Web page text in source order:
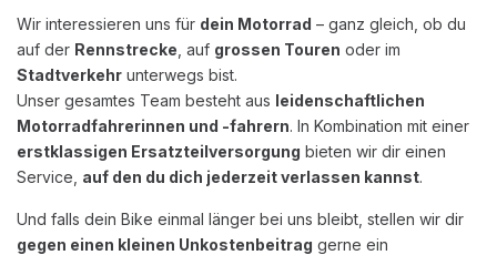
Wir interessieren uns für dein Motorrad – ganz gleich, ob du
auf der Rennstrecke , auf grossen Touren oder im
Stadtverkehr unterwegs bist.
Unser gesamtes Team besteht aus leidenschaftlichen
Motorradfahrerinnen und -fahrern. In Kombination mit einer
erstklassigen Ersatzteilversorgung bieten wir dir einen
Service, auf den du dich jederzeit verlassen kannst.
Und falls dein Bike einmal länger bei uns bleibt, stellen wir dir
gegen einen kleinen Unkostenbeitrag gerne ein